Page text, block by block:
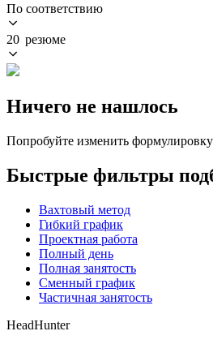
По соответствию
20 резюме
Ничего не нашлось
Попробуйте изменить
Быстрые фильтры
Вахтовый метод
Гибкий график
Проектная работа
Полный день
Полная занятость
Сменный график
Частичная занятость
HeadHunter